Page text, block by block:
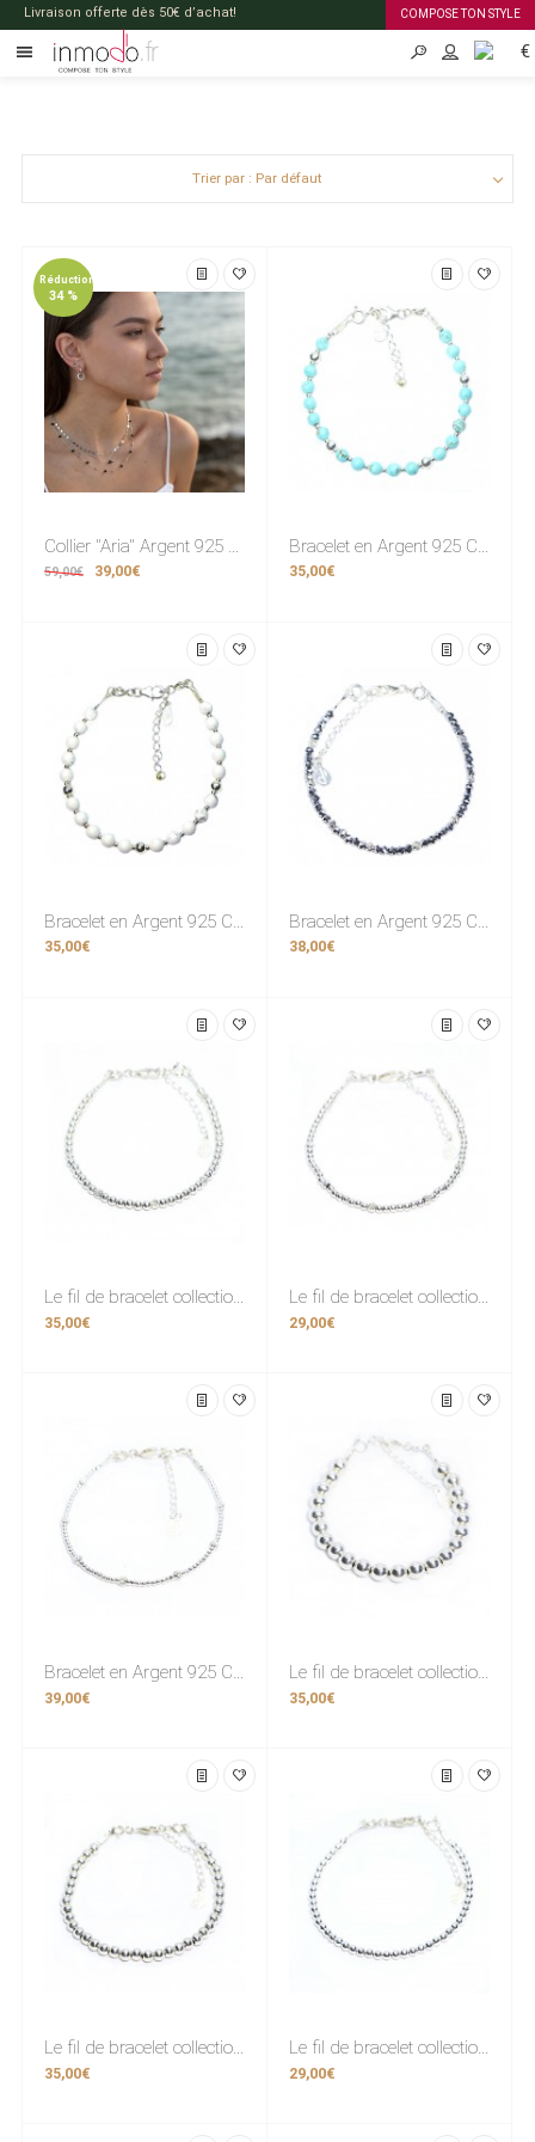
COMPOSE TON STYLE
Livraison offerte dès 50€ d’achat!
FR €
Trier par : Par défaut
Réduction
34 %
Collier "Aria" Argent 925 & Cristal
59,00€ 39,00€
Bracelet en Argent 925 Collection Grave "Turquoise Bleu"
35,00€
Bracelet en Argent 925 Collection Grave "Turquoise Blanc"
35,00€
Bracelet en Argent 925 Collection Creschendo "Hématite"
38,00€
Le fil de bracelet collection “Sempre” Argent 925 3mm / facette 3mm.
35,00€
Le fil de bracelet collection “Sempre” Argent 925 2,5mm / facette 3mm.
29,00€
Bracelet en Argent 925 Collection “Sempre” 1,8mm / facette 3mm.
39,00€
Le fil de bracelet collection “Sempre” Argent 925; 6mm.
35,00€
Le fil de bracelet collection “Sempre” Argent 925 4mm.
35,00€
Le fil de bracelet collection “Sempre” Argent 925 3mm.
29,00€